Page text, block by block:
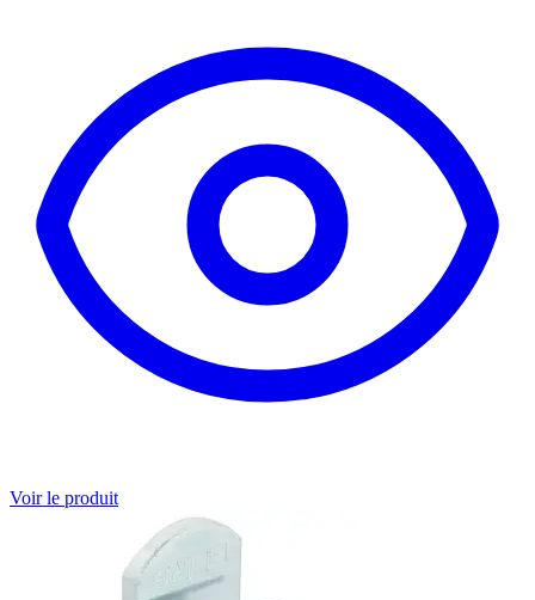
Voir le produit